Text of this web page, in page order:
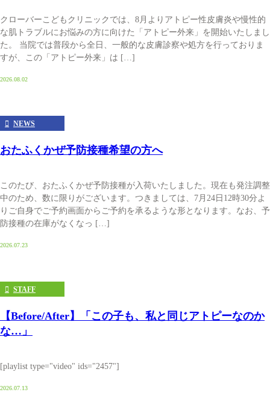
クローバーこどもクリニックでは、8月よりアトピー性皮膚炎や慢性的
な肌トラブルにお悩みの方に向けた「アトピー外来」を開始いたしまし
た。 当院では普段から全日、一般的な皮膚診察や処方を行っておりま
すが、この「アトピー外来」は […]
2026.08.02
NEWS
おたふくかぜ予防接種希望の方へ
このたび、おたふくかぜ予防接種が入荷いたしました。現在も発注調整
中のため、数に限りがございます。つきましては、7月24日12時30分よ
りご自身でご予約画面からご予約を承るような形となります。なお、予
防接種の在庫がなくなっ […]
2026.07.23
STAFF
【Before/After】「この子も、私と同じアトピーなのか
な…」
[playlist type="video" ids="2457"]
2026.07.13